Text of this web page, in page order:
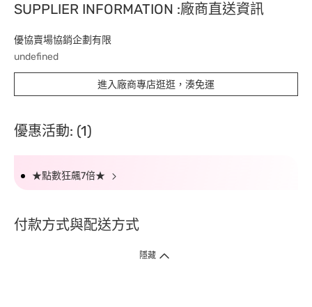
SUPPLIER INFORMATION :廠商直送資訊
優協賣場協銷企劃有限
undefined
進入廠商專店逛逛，湊免運
優惠活動: (1)
★點數狂飆7倍★
付款方式與配送方式
隱藏